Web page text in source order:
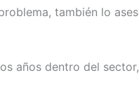
también lo
años dentro del